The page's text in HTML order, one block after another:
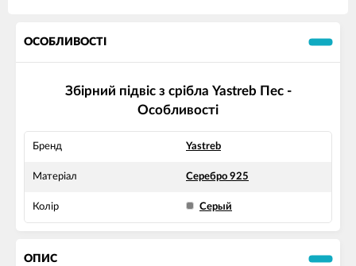
ОСОБЛИВОСТІ
Збірний підвіс з срібла Yastreb Пес -
Особливості
Бренд Yastreb
Матеріал Серебро 925
Колір Серый
ОПИС